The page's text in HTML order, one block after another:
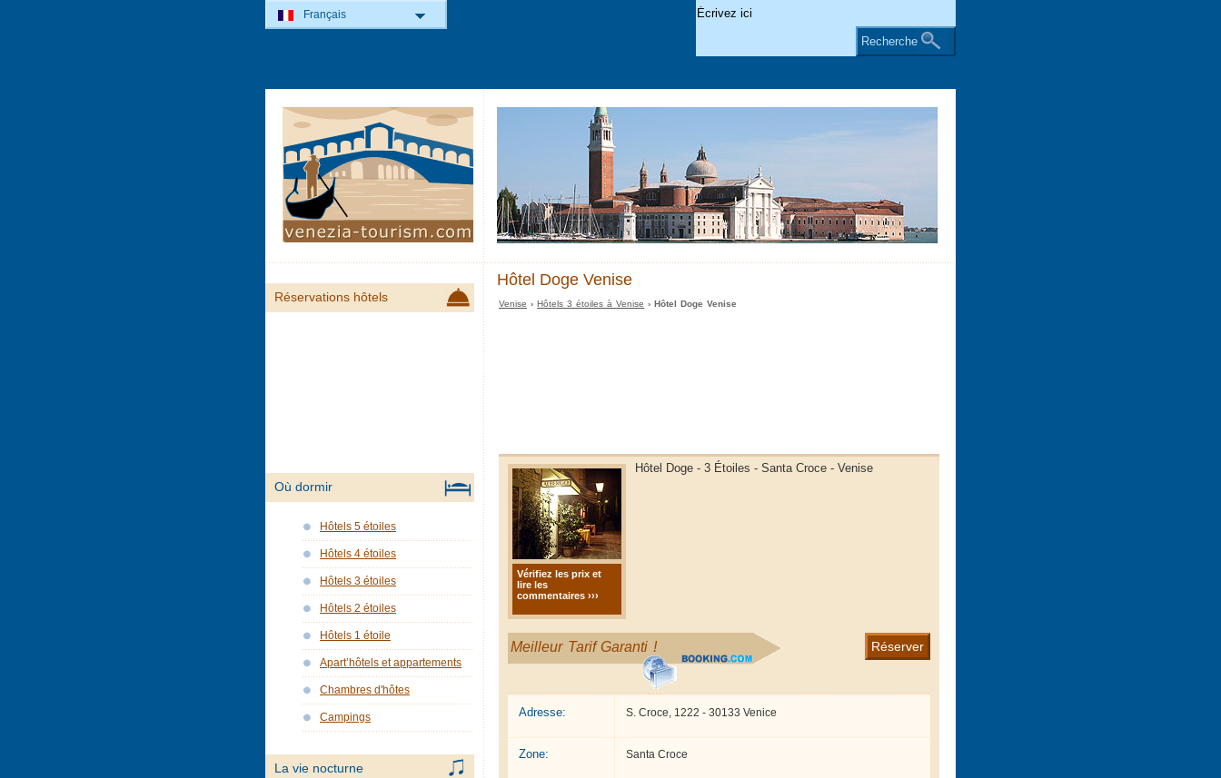
Hôtel Doge Venise
Venise ›Hôtels 3 étoiles à Venise › Hôtel Doge Venise
Vérifiez les prix et
lire les
commentaires ›››
Hôtel Doge - 3 Étoiles - Santa Croce - Venise
Meilleur Tarif Garanti ! Réserver
Adresse: S. Croce, 1222 - 30133 Venice
Zone: Santa Croce
Réservations hôtels
Où dormir
Hôtels 5 étoiles
Hôtels 4 étoiles
Hôtels 3 étoiles
Hôtels 2 étoiles
Hôtels 1 étoile
Apart’hôtels et appartements
Chambres d'hôtes
Campings
La vie nocturne
Français
Recherche